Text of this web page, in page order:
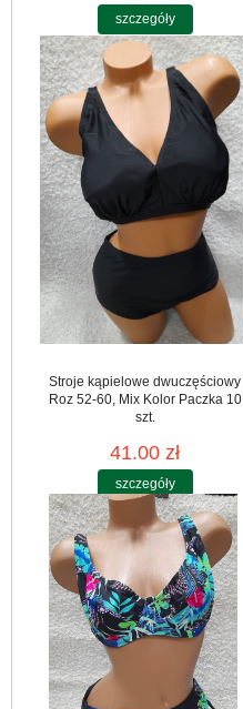
szczegóły
Stroje kąpielowe dwuczęściowy
Roz 52-60, Mix Kolor Paczka 10
szt.
41.00 zł
szczegóły